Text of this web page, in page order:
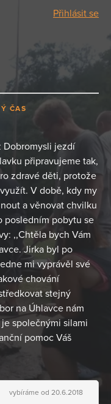
Přihlásit se
ČAS
Dobromysli jezdí
připravujeme tak,
zdravé děti, protože
V době, kdy my
a věnovat chvilku
posledním pobytu se
,,Chtěla bych Vám
Jirka byl po
mi vyprávěl své
chování
stejný
na Úhlavce nám
společnými silami
pomoc Váš
vybíráme od 20.6.2018